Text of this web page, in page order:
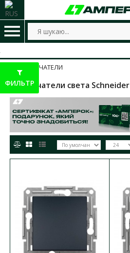
ВЫКЛЮЧАТЕЛИ
Выключатели света Schneider
ФИЛЬТР